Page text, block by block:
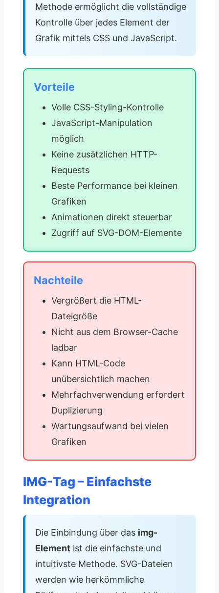
Methode ermöglicht die vollständige
Kontrolle über jedes Element der
Grafik mittels CSS und JavaScript.
Vorteile
Volle CSS-Styling-Kontrolle
JavaScript-Manipulation
möglich
Keine zusätzlichen HTTP-
Requests
Beste Performance bei kleinen
Grafiken
Animationen direkt steuerbar
Zugriff auf SVG-DOM-Elemente
Nachteile
Vergrößert die HTML-
Dateigröße
Nicht aus dem Browser-Cache
ladbar
Kann HTML-Code
unübersichtlich machen
Mehrfachverwendung erfordert
Duplizierung
Wartungsaufwand bei vielen
Grafiken
IMG-Tag – Einfachste
Integration
Die Einbindung über das img-
Element ist die einfachste und
intuitivste Methode. SVG-Dateien
werden wie herkömmliche